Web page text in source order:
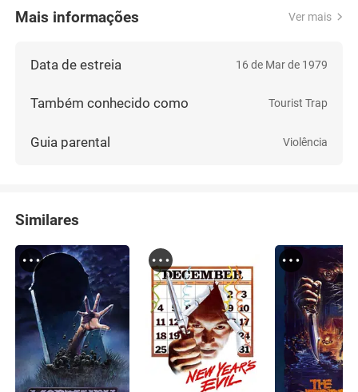
Mais informações Ver mais
Data de estreia 16 de Mar de 1979
Também conhecido como Tourist Trap
Guia parental Violência
Similares